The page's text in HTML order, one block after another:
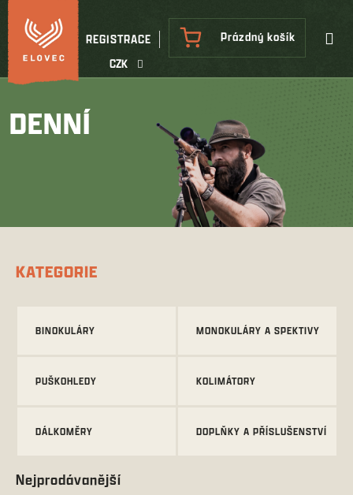
Přejít
na
obsah
CZK
REGISTRACE
NÁKUPNÍ
KOŠÍK
Prázdný košík
DENNÍ
KATEGORIE
BINOKULÁRY MONOKULÁRY A SPEKTIVY
PUŠKOHLEDY KOLIMÁTORY
DÁLKOMĚRY DOPLŇKY A PŘÍSLUŠENSTVÍ
Nejprodávanější